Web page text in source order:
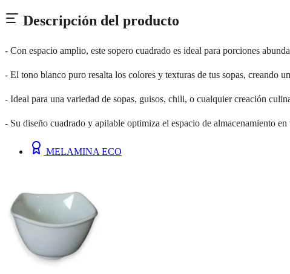
Descripción del producto
- Con espacio amplio, este sopero cuadrado es ideal para porciones
- El tono blanco puro resalta los colores y texturas de tus sopas, creando
- Ideal para una variedad de sopas, guisos, chili, o cualquier creación
- Su diseño cuadrado y apilable optimiza el espacio de almacenamiento en
MELAMINA ECO